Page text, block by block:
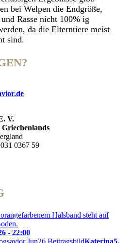
bei Welpen die Endgröße,
Rasse nicht 100% ig
da die Elterntiere meist
sind.
V.
0367 59
- 22:00
Katerina5.